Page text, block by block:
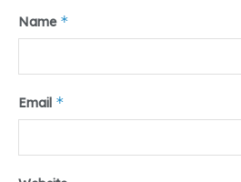
Name *
Email *